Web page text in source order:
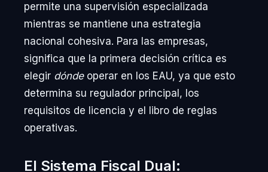
permite una supervisión especializada
mientras se mantiene una estrategia
nacional cohesiva. Para las empresas,
significa que la primera decisión crítica es
elegir dóndeoperar en los EAU, ya que esto
determina su regulador principal, los
requisitos de licencia y el libro de reglas
operativas.
El Sistema Fiscal Dual: